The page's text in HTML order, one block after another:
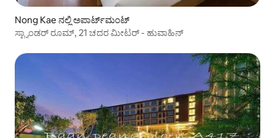
Nong Kae ನಲ್ಲಿ ಅಪಾರ್ಟ್‌ಮಂಟ್
ಸ್ಟ್ಯಾಂಡರ್ ರೂಮ್, 21 ಚದರ ಮೀಟರ್ - ಹುವಾಹಿನ್